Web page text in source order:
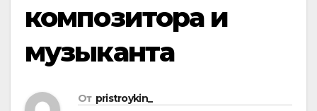
композитора и
музыканта
От pristroykin_